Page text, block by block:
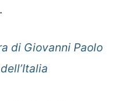
di Giovanni Paolo